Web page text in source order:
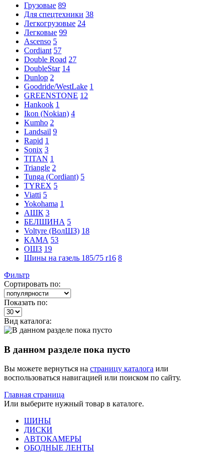
Грузовые 89
Для спецтехники 38
Легкогрузовые 24
Легковые 99
Ascenso 5
Cordiant 57
Double Road 27
DoubleStar 14
Dunlop 2
Goodride/WestLake 1
GREENSTONE 12
Hankook 1
Ikon (Nokian) 4
Kumho 2
Landsail 9
Rapid 1
Sonix 3
TITAN 1
Triangle 2
Tunga (Cordiant) 5
TYREX 5
Viatti 5
Yokohama 1
АШК 3
БЕЛШИНА 5
Voltyre (ВолШЗ) 18
КАМА 53
ОШЗ 19
Шины на газель 185/75 r16 8
Фильтр
Сортировать по:
Показать по:
Вид каталога:
В данном разделе пока пусто
Вы можете вернуться на страницу каталога или
воспользоваться навигацией или поиском по сайту.
Главная страница
Или выберите нужный товар в каталоге.
ШИНЫ
ДИСКИ
АВТОКАМЕРЫ
ОБОДНЫЕ ЛЕНТЫ